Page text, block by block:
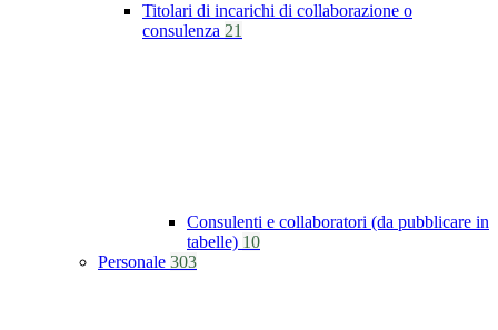
Titolari di incarichi di collaborazione o
consulenza 21
Consulenti e collaboratori (da pubblicare in
tabelle) 10
Personale 303